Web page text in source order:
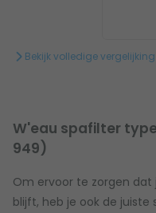
Bekijk volledige vergelijking
W'eau spafilter
949)
Om ervoor te zorgen dat
blijft, heb je ook de juiste